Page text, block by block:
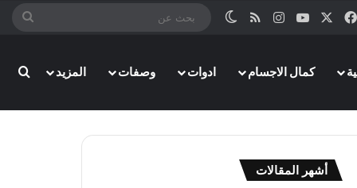
فيسبوك ‫YouTubeانستقرامملخص الموقع RSS
الوضع المظلم
كمال الاجسام ادوات وصفات المزيد
أشهر المقالات